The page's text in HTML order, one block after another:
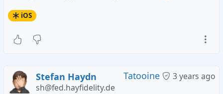
iOS
Tatooine 3 years ago
Stefan Haydn
sh@fed.hayfidelity.de